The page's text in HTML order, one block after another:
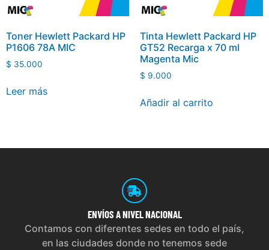
Toner Hewlett Packard HP
P1606 78A MIC
$ 35.000
Leer más
Tinta Hewlett Packard HP
GT52 Recarga x 70 ml
Magenta Mic
$ 9.000
Añadir al carrito
ENVÍOS A NIVEL NACIONAL
Contamos con diferentes sedes en todo el país,
en las ciudades donde no tenemos sede